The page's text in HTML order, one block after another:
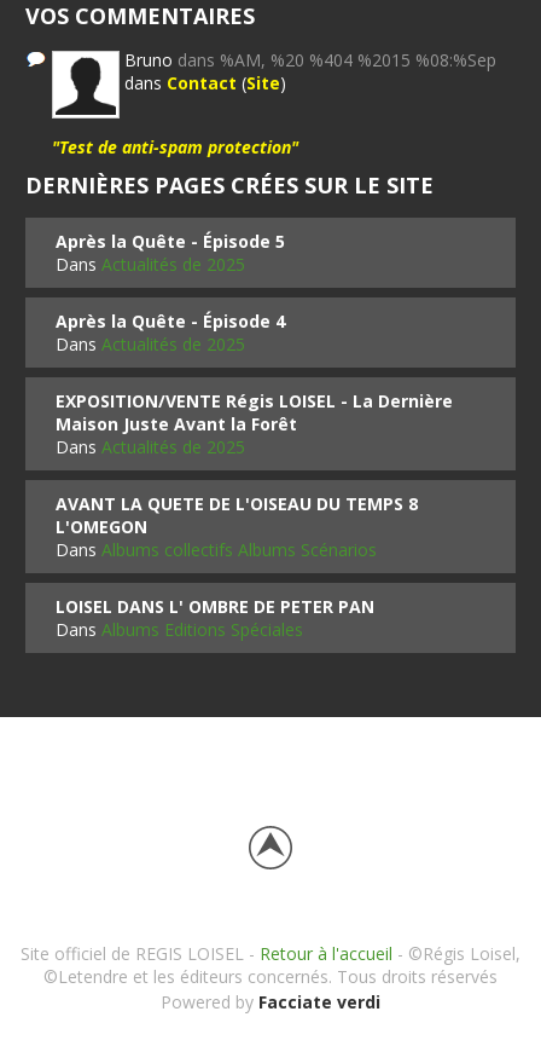
VOS COMMENTAIRES
Bruno dans %AM, %20 %404 %2015 %08:%Sep
dans Contact (Site)
"Test de anti-spam protection"
DERNIÈRES PAGES CRÉES SUR LE SITE
Après la Quête - Épisode 5
DansActualités de 2025
Après la Quête - Épisode 4
DansActualités de 2025
EXPOSITION/VENTE Régis LOISEL - La Dernière
Maison Juste Avant la Forêt
DansActualités de 2025
AVANT LA QUETE DE L'OISEAU DU TEMPS 8
L'OMEGON
DansAlbums collectifs Albums Scénarios
LOISEL DANS L' OMBRE DE PETER PAN
DansAlbums Editions Spéciales
Site officiel de REGIS LOISEL - Retour à l'accueil - ©Régis Loisel,
©Letendre et les éditeurs concernés. Tous droits réservés
Powered by Facciate verdi